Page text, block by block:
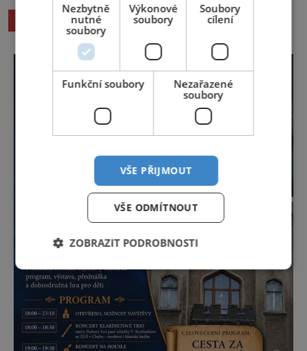
SOUVISEJÍCÍ ČLÁNKY
Nezbytně
nutné
soubory
Výkonové
soubory
Soubory
cílení
Funkční soubory
Nezařazené
soubory
VŠE PŘIJMOUT
VŠE ODMÍTNOUT
ZOBRAZIT PODROBNOSTI